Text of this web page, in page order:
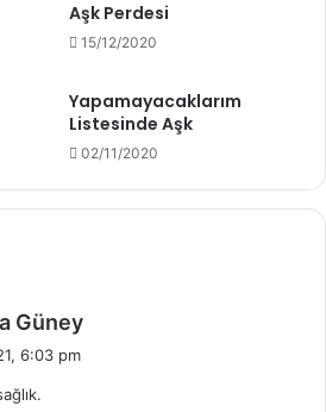
Aşk Perdesi
15/12/2020
Yapamayacaklarım
Listesinde Aşk
02/11/2020
Güney
6:03 pm